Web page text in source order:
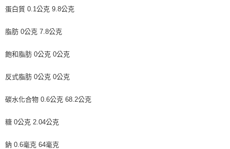
蛋白質 0.1公克 9.8公克
脂肪 0公克 7.8公克
飽和脂肪 0公克 0公克
反式脂肪 0公克 0公克
碳水化合物 0.6公克 68.2公克
糖 0公克 2.04公克
鈉 0.6毫克 64毫克